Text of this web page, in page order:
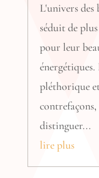
L'univers
séduit de
pour leur
pléthorique
distinguer...
lire plus